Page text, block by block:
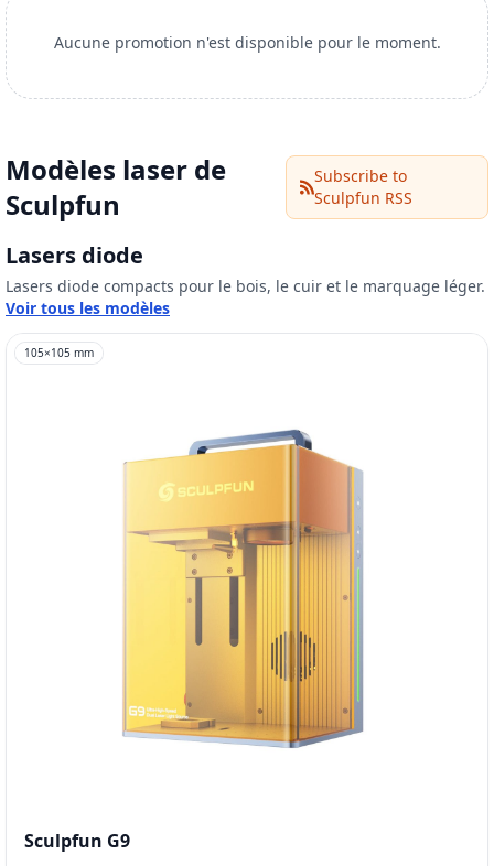
Aucune promotion n'est disponible pour le moment.
Modèles laser de
Sculpfun
Subscribe to
Sculpfun RSS
Lasers diode
Lasers diode compacts pour le bois, le cuir et le marquage léger.
Voir tous les modèles
105×105 mm
Sculpfun G9